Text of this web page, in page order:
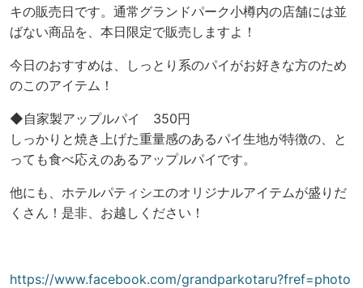
キの販売日です。通常グランドパーク小樽内の店舗には並
ばない商品を、本日限定で販売しますよ！
今日のおすすめは、しっとり系のパイがお好きな方のため
のこのアイテム！
◆自家製アップルパイ 350円
しっかりと焼き上げた重量感のあるパイ生地が特徴の、と
っても食べ応えのあるアップルパイです。
他にも、ホテルパティシエのオリジナルアイテムが盛りだ
くさん！是非、お越しください！
https://www.facebook.com/grandparkotaru?fref=photo